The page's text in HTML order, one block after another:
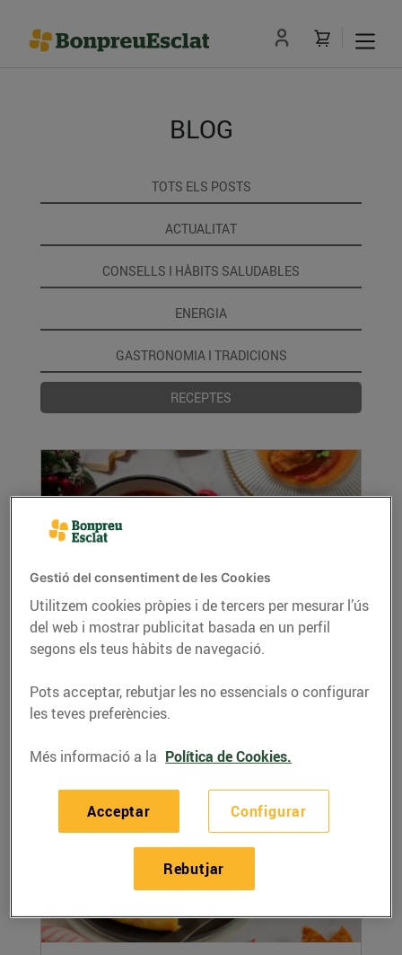
BLOG
TOTS ELS POSTS
ACTUALITAT
CONSELLS I HÀBITS SALUDABLES
ENERGIA
GASTRONOMIA I TRADICIONS
RECEPTES
Lluç en salsa vermella i gambes
12/de desembre/2024
Ingredients (per a 4 persones): 1 peça de lluç
400 g 4 cullerades de tomàquet fregit 1...
Gestió del consentiment de les Cookies
Utilitzem cookies pròpies i de tercers per mesurar l’ús
del web i mostrar publicitat basada en un perfil
segons els teus hàbits de navegació.
Pots acceptar, rebutjar les no essencials o configurar
les teves preferències.
Més informació a la Política de Cookies.
Configurar
Rebutjar
Acceptar